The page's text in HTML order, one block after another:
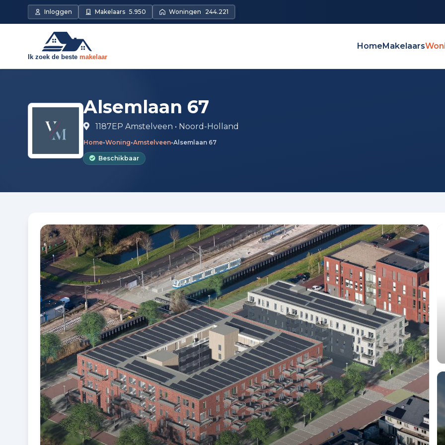
Direct naar de inhoud
Inloggen Makelaars 5.950 Woningen 244.221
HomeMakelaars
Alsemlaan 67
1187EP Amstelveen • Noord-Holland
Home•Woning•Amstelveen•Alsemlaan 67
Beschikbaar
Fotogalerij